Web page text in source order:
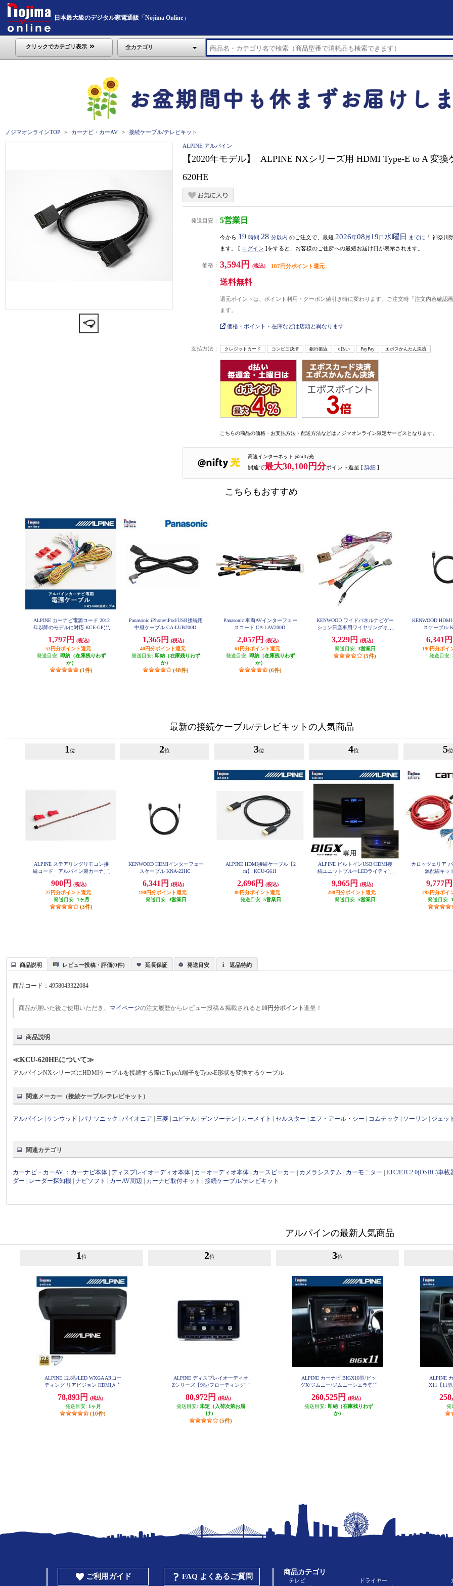
日本最大級のデジタル家電通販「Nojima Online」
クリックでカテゴリ表示 全カテゴリ
ノジマオンラインTOP カーナビ・カーAV 接続ケーブル/テレビキット
ALPINE アルパイン
【2020年モデル】 ALPINE NXシリーズ用 HDMI Type-E to A 変換
620HE
発送目安： 5営業日
今から 19 時間 28 分以内 のご注文で、最短 2026年08 月 19日 水曜日 までに 「 神奈川
ます。 [ ログイン ]をすると、お客様のご住所への最短お届け日が表示されます。
価格： 3,594円 (税込) 107円分ポイント還元
送料無料
還元ポイントは、ポイント利用・クーポン値引き時に変わります。ご注文時「注文内容確認
ます。
価格・ポイント・在庫などは店頭と異なります
支払方法： クレジットカード コンビニ決済 銀行振込 d払い PayPay エポスかんたん決済
こちらの商品の価格・お支払方法・配送方法などはノジマオンライン限定サービスとなります。
高速インターネット @nifty光
開通で最大30,100円分ポイント進呈 [ 詳細 ]
こちらもおすすめ
ALPINE カーナビ電源コード 2012
年以降のモデルに対応 KCE-GPH1
1,797円
(税込)
53円分ポイント還元
発送目安: 即納（在庫残りわず
か）
(1件)
Panasonic iPhone/iPod/USB接続用
中継ケーブル CA-LUB200D
1,365円
(税込)
40円分ポイント還元
発送目安: 即納（在庫残りわず
か）
(48件)
Panasonic 車両AVインターフェー
スコード CA-LAV200D
2,057円
(税込)
61円分ポイント還元
発送目安: 即納（在庫残りわず
か）
(6件)
KENWOOD ワイドパネルナビゲー
ション日産車用ワイヤリングキッ
3,229円
(税込)
発送目安: 3営業日
(5件)
KENWOOD
スケーブル
6,341円
190円分ポイ
発送目安:
最新の接続ケーブル/テレビキットの人気商品
1 位
ALPINE ステアリングリモコン接
続コード アルパイン製カーナビ/
ズ対応 KTX-G501R
900円
(税込)
27円分ポイント還元
発送目安: 1ヶ月
(3件)
2位
KENWOOD HDMIインターフェー
スケーブル KNA-22HC
6,341円
(税込)
190円分ポイント還元
発送目安: 3営業日
3位
ALPINE HDMI接続ケーブル【2
m】 KCU-G61I
2,696円
(税込)
80円分ポイント還元
発送目安: 5営業日
4位
ALPINE ビルトインUSB/HDMI接
続ユニットブルーLEDライティン
小型汎用】 KCU-Y630HU-LED
9,965円
(税込)
298円分ポイント還元
発送目安: 5営業日
5位
カロッツェリア
源配線キッ
9,777円
293円分ポイ
発送目安:
商品説明 レビュー投稿・評価(0件) 延長保証 発送目安 返品特約
商品コード：4958043322084
商品が届いた後ご使用いただき、 マイページの注文履歴からレビュー投稿＆掲載されると 10円分ポイント進呈！
商品説明
≪KCU-620HEについて≫
アルパインNXシリーズにHDMIケーブルを接続する際にTypeA端子をType-E形状を変換するケーブル
関連メーカー（接続ケーブル/テレビキット）
アルパイン |ケンウッド |パナソニック |パイオニア |三菱 |ユピテル |デンソーテン カーメイト |セルスター エフ・アール・シー コムテック ソーリン ジェッ
関連カテゴリ
カーナビ・カーAV ： カーナビ本体 |ディスプレイオーディオ本体 カーオーディオ本体 カースピーカー カメラシステム カーモニター |ETC/ETC2.0(DSRC)車載
ダー
レーダー探知機 |ナビソフト カーAV周辺 カーナビ取付キット |接続ケーブル/テレビキット
アルパインの最新人気商品
1 位
ALPINE 12.8型LED WXGA ARコー
ティング リアビジョン HDMI入力
78,893円
(税込)
発送目安: 1ヶ月
(10件)
2位
ALPINE ディスプレイオーディオ
Zシリーズ【9型/フローティングビ
80,972円
(税込)
発送目安: 未定（入荷次第お届
け）
(5件)
3位
ALPINE カーナビ BIGX10型/ビッ
グX/ジムニー/ジムニーシエラ専用
260,525円
(税込)
発送目安: 即納（在庫残りわず
か）
ALPINE
X11【11
専用】
発
ご利用ガイド FAQ よくあるご質問
商品カテゴリ
テレビ
ドライヤー